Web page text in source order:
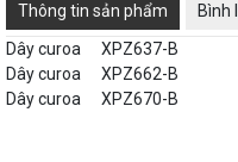
Thông tin sản phẩm
Bình
Dây curoa
XPZ637-B
Dây curoa
XPZ662-B
Dây curoa
XPZ670-B